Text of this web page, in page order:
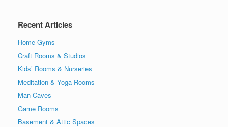
Recent Articles
Home Gyms
Craft Rooms & Studios
Kids’ Rooms & Nurseries
Meditation & Yoga Rooms
Man Caves
Game Rooms
Basement & Attic Spaces